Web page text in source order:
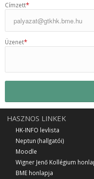
Címzett*
Üzenet*
HASZNOS LINKEK
HK-INFO levlista
Neptun (hallgatói)
Moodle
Wigner Jenő Kollégium
BME honlapja